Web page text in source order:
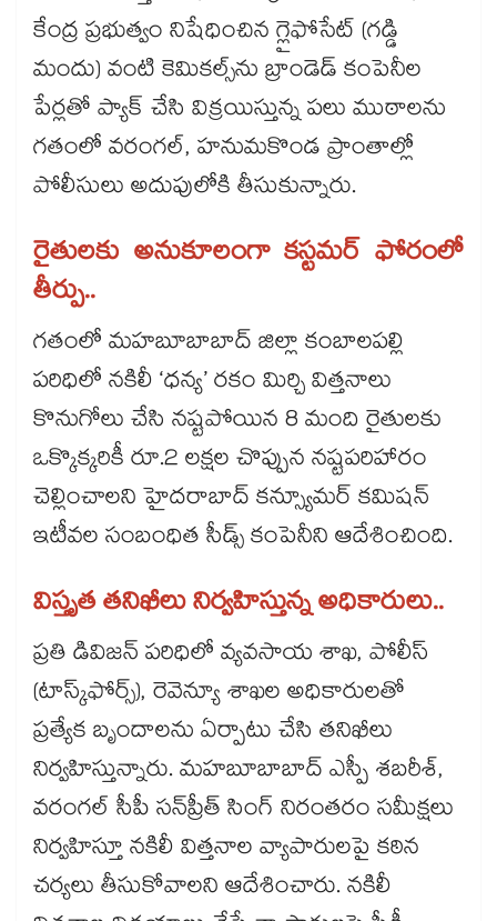
కేంద్ర ప్రభుత్వం నిషేధించిన గ్లైఫోసేట్ (గడ్డి
మందు) వంటి కెమికల్స్​ను బ్రాండెడ్ కంపెనీల
పేర్లతో ప్యాక్ చేసి విక్రయిస్తున్న పలు ముఠాలను
గతంలో వరంగల్, హనుమకొండ ప్రాంతాల్లో
పోలీసులు అదుపులోకి తీసుకున్నారు.
రైతులకు అనుకూలంగా కస్టమర్ ఫోరంలో
తీర్పు..
గతంలో మహబూబాబాద్ జిల్లా కంబాలపల్లి
పరిధిలో నకిలీ ‘ధన్య’ రకం మిర్చి విత్తనాలు
కొనుగోలు చేసి నష్టపోయిన 8 మంది రైతులకు
ఒక్కొక్కరికీ రూ.2 లక్షల చొప్పున నష్టపరిహారం
చెల్లించాలని హైదరాబాద్ కన్స్యూమర్ కమిషన్
ఇటీవల సంబంధిత సీడ్స్ కంపెనీని ఆదేశించింది.
విస్తృత తనిఖీలు నిర్వహిస్తున్న అధికారులు..
ప్రతి డివిజన్ పరిధిలో వ్యవసాయ శాఖ, పోలీస్
(టాస్క్‌‌ఫోర్స్), రెవెన్యూ శాఖల అధికారులతో
ప్రత్యేక బృందాలను ఏర్పాటు చేసి తనిఖీలు
నిర్వహిస్తున్నారు. మహబూబాబాద్ ఎస్పీ శబరీశ్,
వరంగల్ సీపీ సన్‌‌ప్రీత్ సింగ్ నిరంతరం సమీక్షలు
నిర్వహిస్తూ నకిలీ విత్తనాల వ్యాపారులపై కఠిన
చర్యలు తీసుకోవాలని ఆదేశించారు. నకిలీ